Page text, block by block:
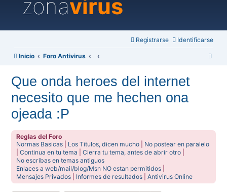
zonavirus
Identificarse
Registrarse
Inicio Foro Antivirus
Que onda heroes del internet
necesito que me hechen ona
ojeada :P
Reglas del Foro
Normas Basicas
Los Titulos, dicen mucho
No postear en paralelo
|Continua en tu tema |Cierra tu tema, antes de abrir otro
No escribas en temas antiguos
Enlaces a web/mail/blog/Msn NO estan permitidos
Mensajes Privados
Informes de resultados |Antivirus Online